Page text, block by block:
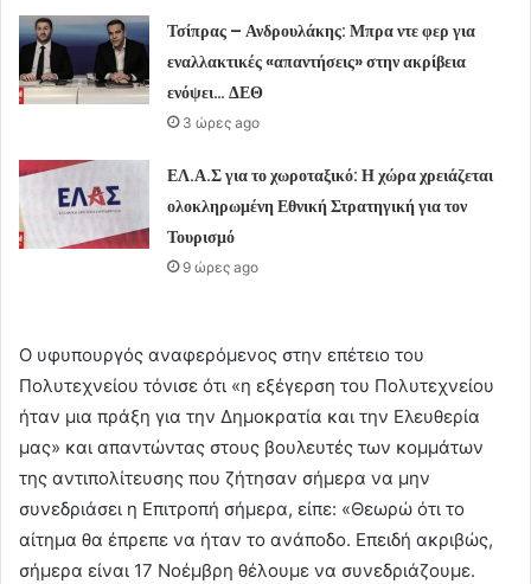
Τσίπρας – Ανδρουλάκης: Μπρα ντε φερ για
εναλλακτικές «απαντήσεις» στην ακρίβεια
ενόψει… ΔΕΘ
3 ώρες ago
ΕΛ.Α.Σ για το χωροταξικό: Η χώρα χρειάζεται
ολοκληρωμένη Εθνική Στρατηγική για τον
Τουρισμό
9 ώρες ago
Ο υφυπουργός αναφερόμενος στην επέτειο του
Πολυτεχνείου τόνισε ότι «η εξέγερση του Πολυτεχνείου
ήταν μια πράξη για την Δημοκρατία και την Ελευθερία
μας» και απαντώντας στους βουλευτές των κομμάτων
της αντιπολίτευσης που ζήτησαν σήμερα να μην
συνεδριάσει η Επιτροπή σήμερα, είπε: «Θεωρώ ότι το
αίτημα θα έπρεπε να ήταν το ανάποδο. Επειδή ακριβώς,
σήμερα είναι 17 Νοέμβρη θέλουμε να συνεδριάζουμε.